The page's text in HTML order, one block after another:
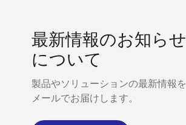
最新情報のお知らせ
について
製品やソリューションの最新情報を
メールでお届けします。